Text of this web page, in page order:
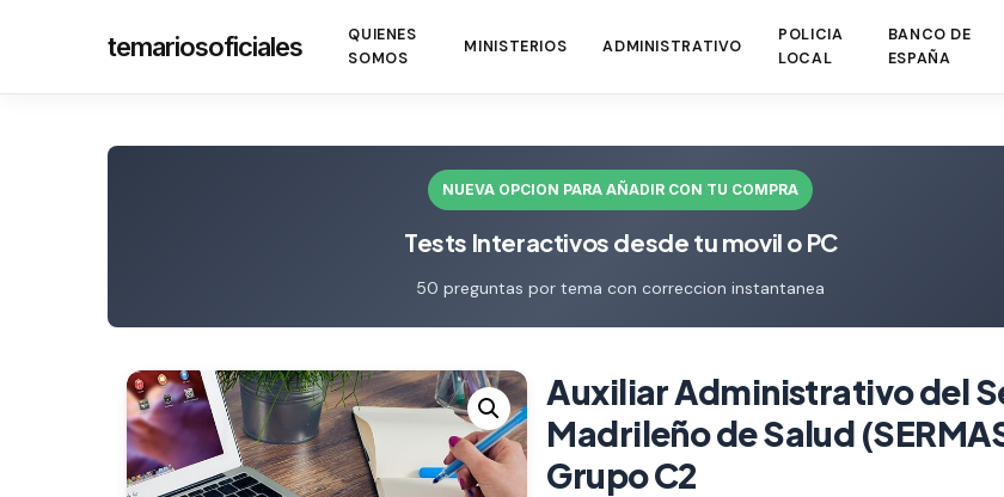
temariosoficiales
QUIENES
SOMOS
MINISTERIOS ADMINISTRATIVO
POLICIA
LOCAL
BANCO DE
ESPAÑA
NUEVA OPCION PARA AÑADIR CON TU COMPRA
Tests Interactivos desde tu movil o PC
50 preguntas por tema con correccion instantanea
Auxiliar Administrativo del
Madrileño de Salud
Grupo C2